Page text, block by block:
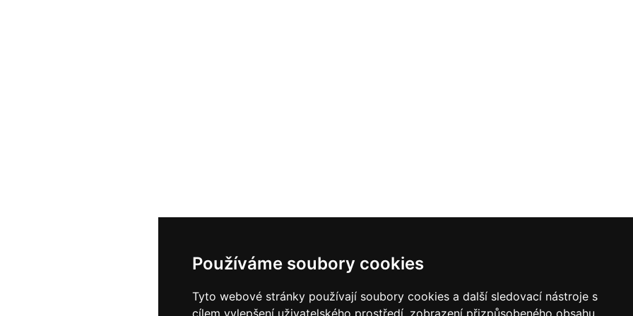
Používáme soubory cookies
Tyto webové stránky používají soubory cookies a další sledovací nástroje s
cílem vylepšení uživatelského prostředí, zobrazení přizpůsobeného obsahu